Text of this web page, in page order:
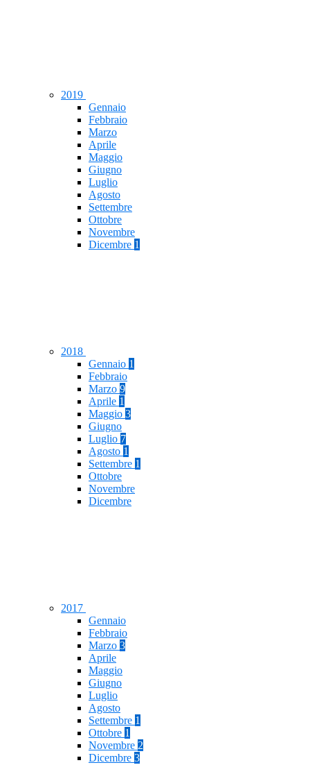
2019
Gennaio
Febbraio
Marzo
Aprile
Maggio
Giugno
Luglio
Agosto
Settembre
Ottobre
Novembre
Dicembre 1
2018
Gennaio 1
Febbraio
Marzo 9
Aprile 1
Maggio 3
Giugno
Luglio 7
Agosto 1
Settembre 1
Ottobre
Novembre
Dicembre
2017
Gennaio
Febbraio
Marzo 3
Aprile
Maggio
Giugno
Luglio
Agosto
Settembre 1
Ottobre 1
Novembre 2
Dicembre 3